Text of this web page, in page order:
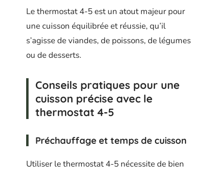
Le thermostat 4-5 est un atout majeur pour
une cuisson équilibrée et réussie, qu’il
s’agisse de viandes, de poissons, de légumes
ou de desserts.
Conseils pratiques pour une
cuisson précise avec le
thermostat 4-5
Préchauffage et temps de cuisson
Utiliser le thermostat 4-5 nécessite de bien